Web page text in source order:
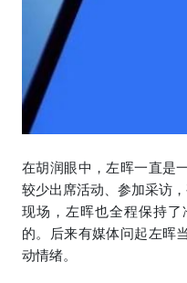
在胡润眼中，左晖一直是
较少出席活动、参加采访
现场，左晖也全程保持
的。后来有媒体问起左晖
动情绪。